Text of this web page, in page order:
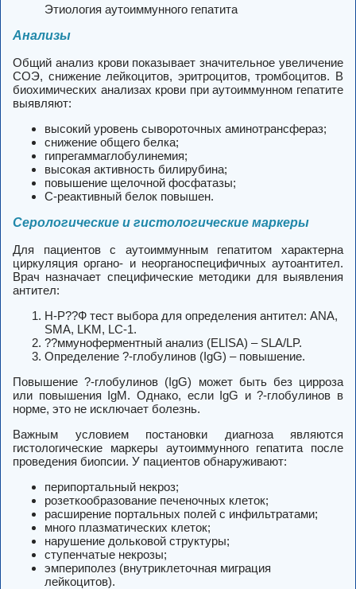
Этиология аутоиммунного гепатита
Анализы
Общий анализ крови показывает значительное увеличение
СОЭ, снижение лейкоцитов, эритроцитов, тромбоцитов. В
биохимических анализах крови при аутоиммунном гепатите
выявляют:
высокий уровень сывороточных аминотрансфераз;
снижение общего белка;
гипрегаммаглобулинемия;
высокая активность билирубина;
повышение щелочной фосфатазы;
С-реактивный белок повышен.
Серологические и гистологические маркеры
Для пациентов с аутоиммунным гепатитом характерна
циркуляция органо- и неорганоспецифичных аутоантител.
Врач назначает специфические методики для выявления
антител:
Н-Р??Ф тест выбора для определения антител: ANA,
SMA, LKM, LC-1.
??ммуноферментный анализ (ELISA) – SLA/LP.
Определение ?-глобулинов (IgG) – повышение.
Повышение ?-глобулинов (IgG) может быть без цирроза
или повышения IgM. Однако, если IgG и ?-глобулинов в
норме, это не исключает болезнь.
Важным условием постановки диагноза являются
гистологические маркеры аутоиммунного гепатита после
проведения биопсии. У пациентов обнаруживают:
перипортальный некроз;
розеткообразование печеночных клеток;
расширение портальных полей с инфильтратами;
много плазматических клеток;
нарушение дольковой структуры;
ступенчатые некрозы;
эмпериполез (внутриклеточная миграция
лейкоцитов).